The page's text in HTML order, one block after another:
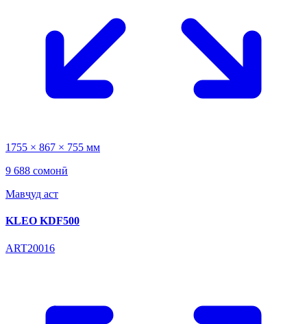
1755 × 867 × 755 мм
9 688 сомонӣ
Мавҷуд аст
KLEO KDF500
ART20016